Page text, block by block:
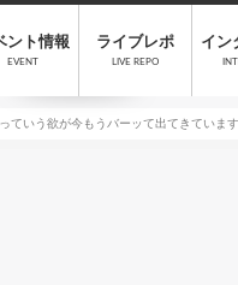
ント情報
EVENT
ライブレポ
LIVE REPO
イン
ていう欲が今もうバーッて出てきています